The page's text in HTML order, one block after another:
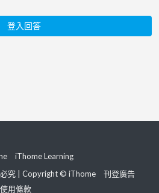
登入回答
iThome Learning
究 | Copyright © iThome
刊登廣告
用條款